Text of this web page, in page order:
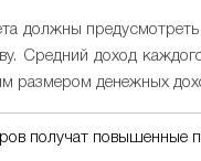
должны
Средний доход
размером денежных
получат повышенные